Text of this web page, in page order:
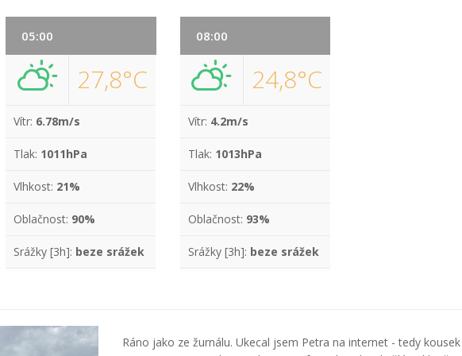
05:00
27,8°C
Vítr: 6.78m/s
Tlak: 1011hPa
Vlhkost: 21%
Oblačnost: 90%
Srážky [3h]: beze srážek
08:00
24,8°C
Vítr: 4.2m/s
Tlak: 1013hPa
Vlhkost: 22%
Oblačnost: 93%
Srážky [3h]: beze srážek
Ráno jako ze žurnálu. Ukecal jsem Petra na internet - tedy